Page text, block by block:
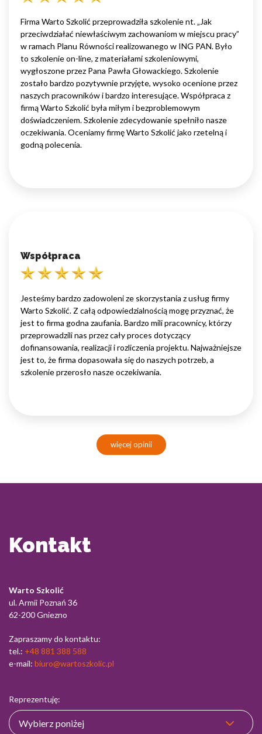
Firma Warto Szkolić przeprowadziła szkolenie nt. „Jak
przeciwdziałać niewłaściwym zachowaniom w miejscu pracy”
w ramach Planu Równości realizowanego w ING PAN. Było
to szkolenie on-line, z materiałami szkoleniowymi,
wygłoszone przez Pana Pawła Głowackiego. Szkolenie
zostało bardzo pozytywnie przyjęte, wysoko ocenione przez
naszych pracowników i bardzo interesujące. Współpraca z
firmą Warto Szkolić była miłym i bezproblemowym
doświadczeniem. Szkolenie zdecydowanie spełniło nasze
oczekiwania. Oceniamy firmę Warto Szkolić jako rzetelną i
godną polecenia.
Współpraca
Jesteśmy bardzo zadowoleni ze skorzystania z usług firmy
Warto Szkolić. Z całą odpowiedzialnością mogę przyznać, że
jest to firma godna zaufania. Bardzo mili pracownicy, którzy
przeprowadzili nas przez cały proces dotyczący
dofinansowania, realizacji i rozliczenia projektu. Najważniejsze
jest to, że firma dopasowała się do naszych potrzeb, a
szkolenie przerosło nasze oczekiwania.
więcej opinii
Kontakt
Warto Szkolić
ul. Armii Poznań 36
62-200 Gniezno
Zapraszamy do kontaktu:
tel.: +48 881 388 588
e-mail: biuro@wartoszkolic.pl
Reprezentuję: